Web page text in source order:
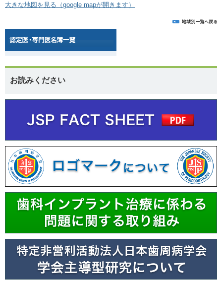
大きな地図を見る（google mapが開きます）
お読みください